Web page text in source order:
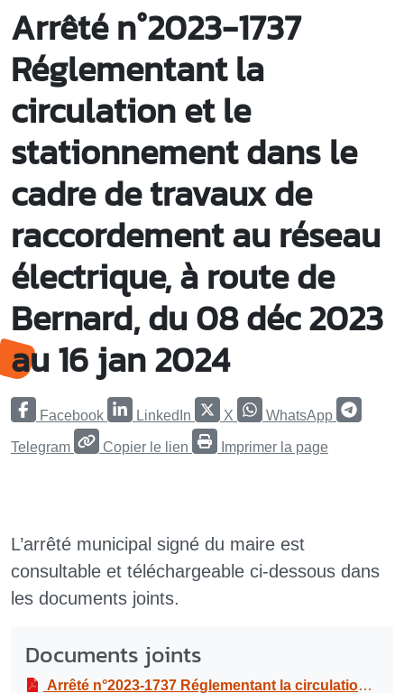
Arrêté n°2023-1737
Réglementant la
circulation et le
stationnement dans le
cadre de travaux de
raccordement au réseau
électrique, à route de
Bernard, du 08 déc 2023
au 16 jan 2024
Facebook LinkedIn X WhatsApp
Telegram Copier le lien Imprimer la page
L’arrêté municipal signé du maire est
consultable et téléchargeable ci-dessous dans
les documents joints.
Documents joints
Arrêté n°2023-1737 Réglementant la circulation et le stationnement dans le cadre de travaux de raccordement au réseau électrique, à route de Bernard, du 08 déc 2023 au 16 jan 2024